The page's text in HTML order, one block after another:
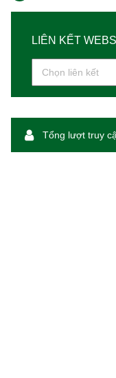
LIÊN KẾT
Tổng lượt truy